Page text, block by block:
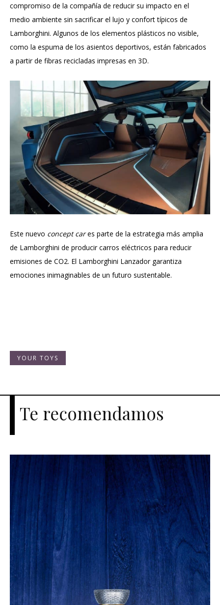
compromiso de la compañía de reducir su impacto en el
medio ambiente sin sacrificar el lujo y confort típicos de
Lamborghini. Algunos de los elementos plásticos no visible,
como la espuma de los asientos deportivos, están fabricados
a partir de fibras recicladas impresas en 3D.
Este nuevo concept cares parte de la estrategia más amplia
de Lamborghini de producir carros eléctricos para reducir
emisiones de CO2. El Lamborghini Lanzador garantiza
emociones inimaginables de un futuro sustentable.
YOUR TOYS
Te recomendamos